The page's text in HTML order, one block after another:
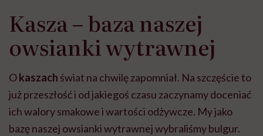
Kasza – baza naszej
owsianki wytrawnej
Okaszach świat na chwilę zapomniał. Na szczęście to
już przeszłość i od jakiegoś czasu zaczynamy doceniać
ich walory smakowe i wartości odżywcze. My jako
bazę naszej owsianki wytrawnej wybraliśmy bulgur.